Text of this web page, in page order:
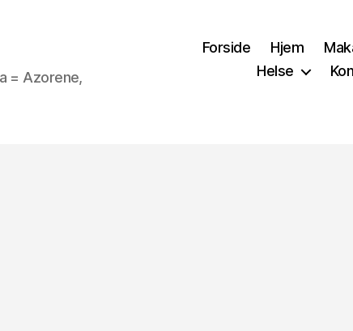
= Azorene,
Forside Hjem
Helse